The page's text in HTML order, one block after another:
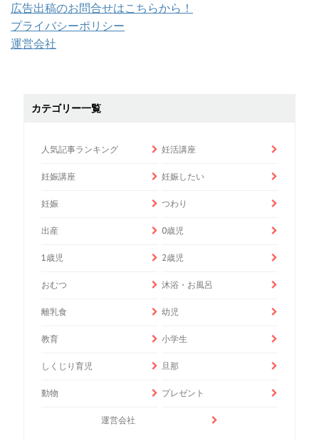
広告出稿のお問合せはこちらから！
プライバシーポリシー
運営会社
カテゴリー一覧
人気記事ランキング 妊活講座
妊娠講座 妊娠したい
妊娠 つわり
出産 0歳児
1歳児 2歳児
おむつ 沐浴・お風呂
離乳食 幼児
教育 小学生
しくじり育児 旦那
動物 プレゼント
運営会社